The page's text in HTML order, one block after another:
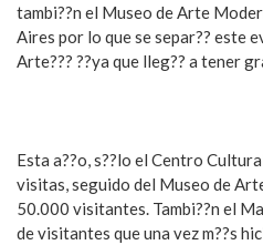
tambi??n el Museo de Arte
Aires por lo que se separ?? este
Arte??? ??ya que lleg?? a tener
Esta a??o, s??lo el Centro
visitas, seguido del Museo de
50.000 visitantes. Tambi??n el
de visitantes que una vez m??s